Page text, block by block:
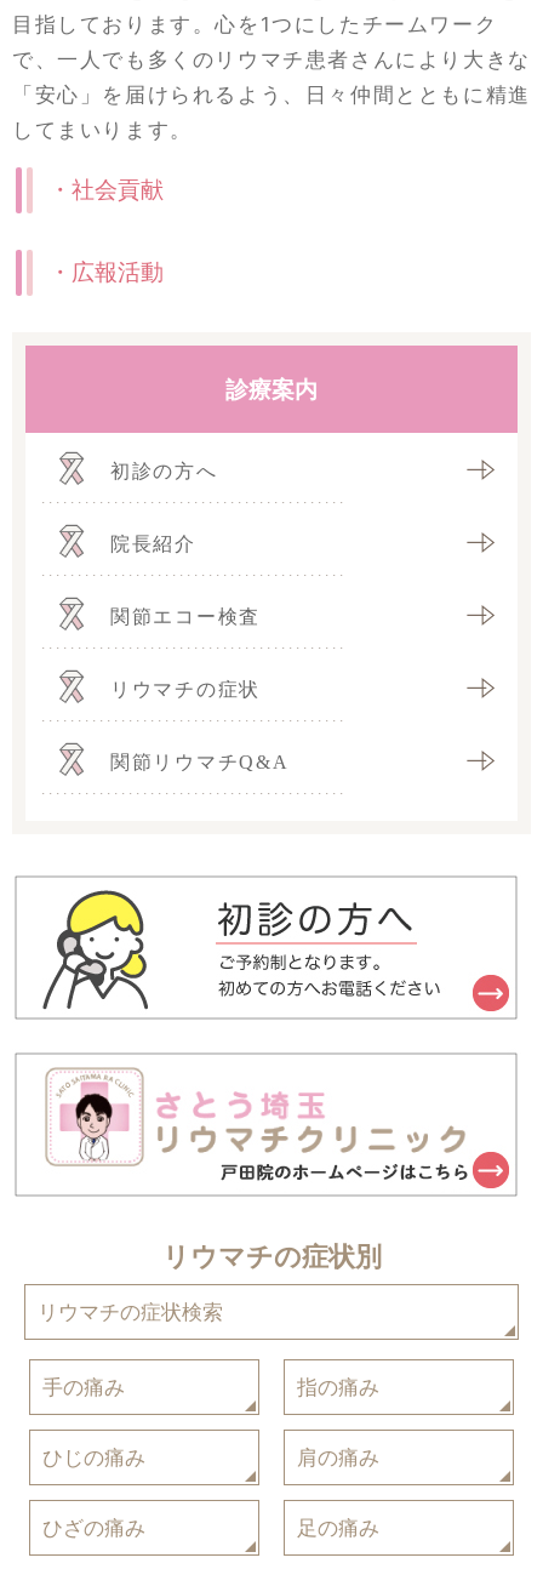
目指しております。心を1つにしたチームワーク
で、一人でも多くのリウマチ患者さんにより大きな
「安心」を届けられるよう、日々仲間とともに精進
してまいります。
・社会貢献
・広報活動
診療案内
初診の方へ
院長紹介
関節エコー検査
リウマチの症状
関節リウマチQ&A
リウマチの症状別
リウマチの症状検索
手の痛み 指の痛み
ひじの痛み 肩の痛み
ひざの痛み 足の痛み